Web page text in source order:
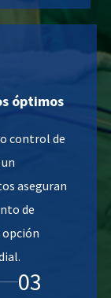
óptimos
control de
aseguran
de
opción
03